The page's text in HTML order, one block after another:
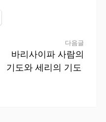
다음글
바리사이파 사람의
기도와 세리의 기도